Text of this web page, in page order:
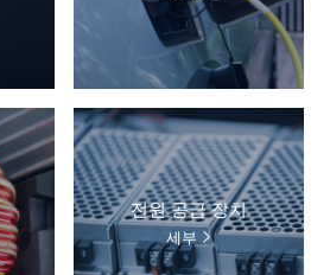
전원 공급 장치
세부